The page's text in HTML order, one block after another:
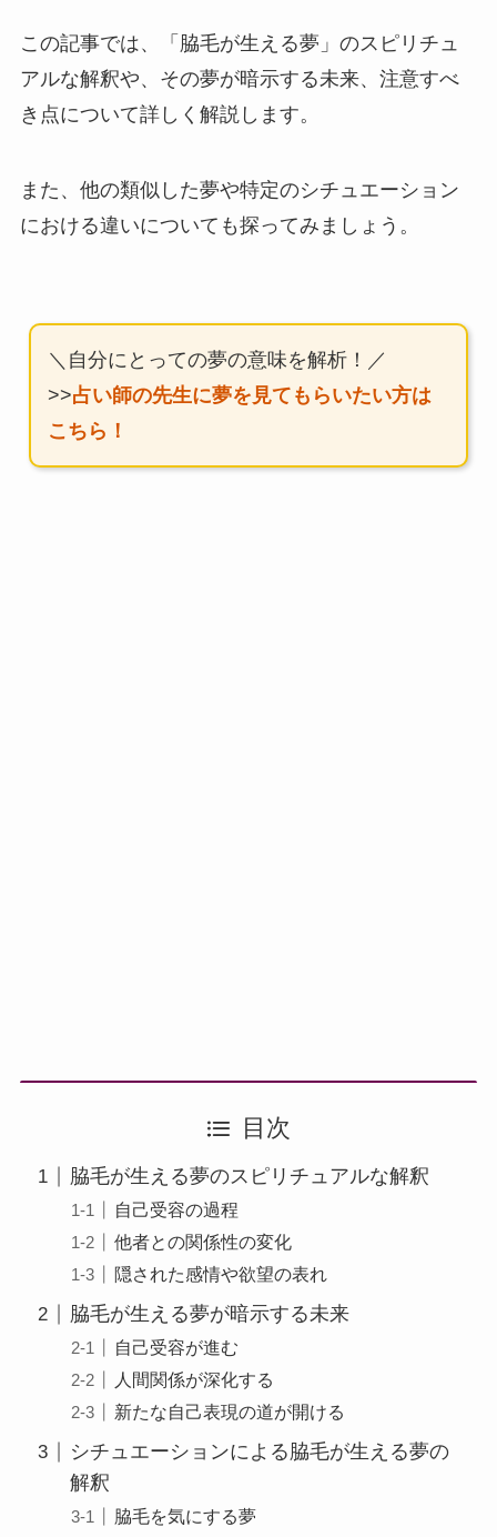
この記事では、「脇毛が生える夢」のスピリチュ
アルな解釈や、その夢が暗示する未来、注意すべ
き点について詳しく解説します。
また、他の類似した夢や特定のシチュエーション
における違いについても探ってみましょう。
＼自分にとっての夢の意味を解析！／
>>占い師の先生に夢を見てもらいたい方は
こちら！
目次
脇毛が生える夢のスピリチュアルな解釈
自己受容の過程
他者との関係性の変化
隠された感情や欲望の表れ
脇毛が生える夢が暗示する未来
自己受容が進む
人間関係が深化する
新たな自己表現の道が開ける
シチュエーションによる脇毛が生える夢の
解釈
脇毛を気にする夢